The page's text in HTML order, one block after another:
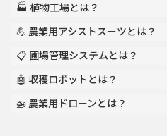
🏭 植物工場とは？
💪 農業用アシストスーツとは？
📋 圃場管理システムとは？
🤖 収穫ロボットとは？
🚁 農業用ドローンとは？